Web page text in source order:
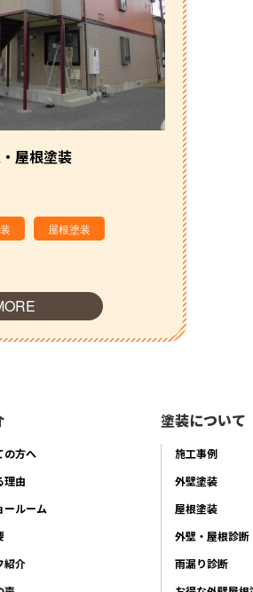
屋根塗装
屋根塗装
の方へ
理由
ールーム
紹介
塗装について
施工事例
外壁塗装
屋根塗装
外壁・屋根診断
雨漏り診断